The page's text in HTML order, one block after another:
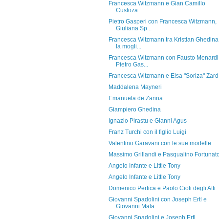
Francesca Witzmann e Gian Camillo
Custoza
Pietro Gasperi con Francesca Witzmann,
Giuliana Sp...
Francesca Witzmann tra Kristian
la mogli...
Francesca Witzmann con Fausto
Pietro Gas...
Francesca Witzmann e Elsa "Soriza"
Maddalena Mayneri
Emanuela de Zanna
Giampiero Ghedina
Ignazio Pirastu e Gianni Agus
Franz Turchi con il figlio Luigi
Valentino Garavani con le sue modelle
Massimo Grillandi e Pasqualino
Angelo Infante e Little Tony
Angelo Infante e Little Tony
Domenico Pertica e Paolo Ciofi degli Atti
Giovanni Spadolini con Joseph Ertl e
Giovanni Mala...
Giovanni Spadolini e Joseph Ertl